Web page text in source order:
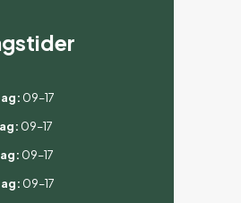
09–17
09–17
09–17
09–17